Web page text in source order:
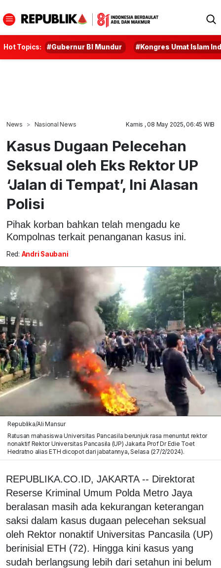
Hot Topics: #Gubernur BI Mundur #Kongres Umat Islam
News Nasional News Kamis , 08 May 2025, 06:45 WIB
Kasus Dugaan Pelecehan
Seksual oleh Eks Rektor UP
‘Jalan di Tempat’, Ini Alasan
Polisi
Pihak korban bahkan telah mengadu ke
Kompolnas terkait penanganan kasus ini.
Red: Andri Saubani
Republika/Ali Mansur
Ratusan mahasiswa Universitas Pancasila berunjuk rasa menuntut rektor
nonaktif Rektor Universitas Pancasila (UP) Jakarta Prof Dr Edie Toet
Hedratno alias ETH dicopot dari jabatannya, Selasa (27/2/2024).
REPUBLIKA.CO.ID, JAKARTA -- Direktorat
Reserse Kriminal Umum Polda Metro Jaya
beralasan masih ada kekurangan keterangan
saksi dalam kasus dugaan pelecehan seksual
oleh Rektor nonaktif Universitas Pancasila (UP)
berinisial ETH (72). Hingga kini kasus yang
sudah berlangsung lebih dari setahun ini belum